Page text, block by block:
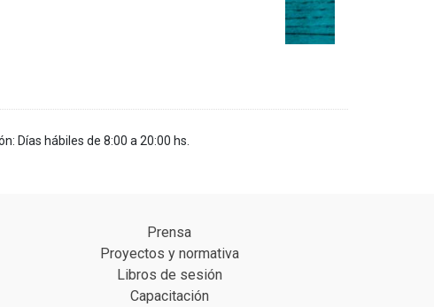
Días hábiles de 8:00 a 20:00 hs.
Prensa
Proyectos y normativa
Libros de sesión
Capacitación